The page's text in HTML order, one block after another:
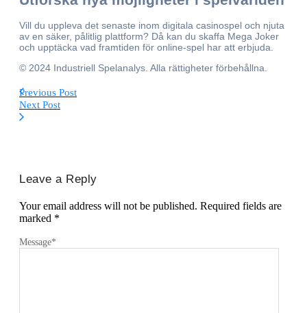
Vill du uppleva det senaste inom digitala casinospel och njuta
av en säker, pålitlig plattform? Då kan du skaffa Mega Joker
och upptäcka vad framtiden för online-spel har att erbjuda.
© 2024 Industriell Spelanalys. Alla rättigheter förbehållna.
Previous Post
Next Post
Leave a Reply
Your email address will not be published. Required fields are
marked *
Message*